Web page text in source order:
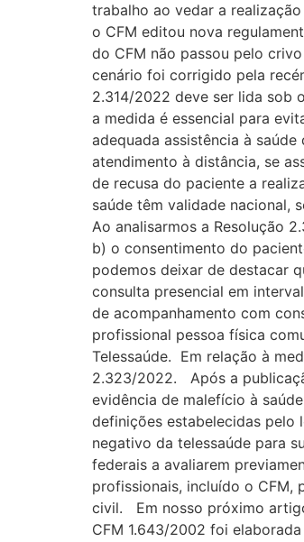
trabalho ao vedar a
o CFM editou nova
do CFM não passou pelo
cenário foi corrigido pela
2.314/2022 deve ser lida sob
a medida é essencial para
adequada assistência à
atendimento à distância, se
de recusa do paciente a
saúde têm validade nacional,
Ao analisarmos a Resolução
b) o consentimento do
podemos deixar de destacar
consulta presencial em
de acompanhamento com
profissional pessoa física
Telessaúde. Em relação à
2.323/2022. Após a
evidência de malefício à
definições estabelecidas
negativo da telessaúde para
federais a avaliarem
profissionais, incluído o CFM,
civil. Em nosso próximo
CFM 1.643/2002 foi elaborada